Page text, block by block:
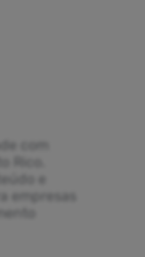
com
Rico.
e
empresas